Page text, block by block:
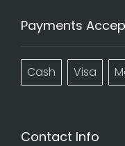
Payments
Cash Visa
Contact Info